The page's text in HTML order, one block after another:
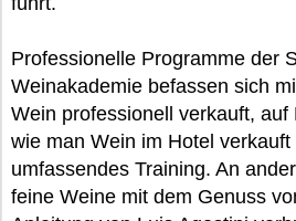
Professionelle Programme der
Weinakademie befassen sich
Wein professionell verkauft, auf
wie man Wein im Hotel
umfassendes Training. An
feine Weine mit dem Genuss